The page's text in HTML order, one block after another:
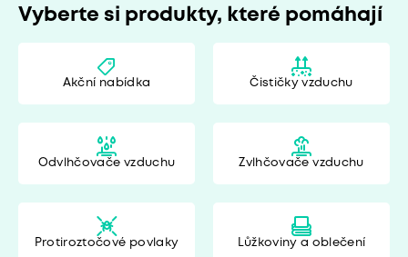
Vyberte si produkty, které pomáhají
Akční nabídka Čističky vzduchu
Odvlhčovače vzduchu Zvlhčovače vzduchu
Protiroztočové povlaky Lůžkoviny a oblečení